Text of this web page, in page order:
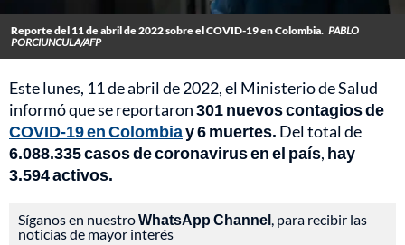
Reporte del 11 de abril de 2022 sobre el COVID-19 en Colombia. PABLO
PORCIUNCULA/AFP
Este lunes, 11 de abril de 2022, el Ministerio de Salud
informó que se reportaron301 nuevos contagios de
COVID-19 en Colombiay 6 muertes. Del total de
6.088.335 casos de coronavirus en el país, hay
3.594 activos.
Síganos en nuestroWhatsApp Channel, para recibir las
noticias de mayor interés